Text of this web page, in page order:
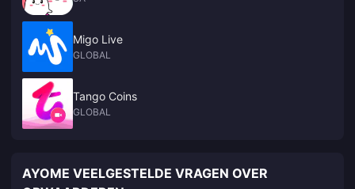
Migo Live
GLOBAL
Tango Coins
GLOBAL
AYOME VEELGESTELDE VRAGEN OVER